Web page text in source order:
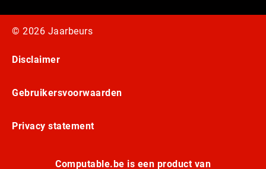
© 2026 Jaarbeurs
Disclaimer
Gebruikersvoorwaarden
Privacy statement
Computable.be is een product van